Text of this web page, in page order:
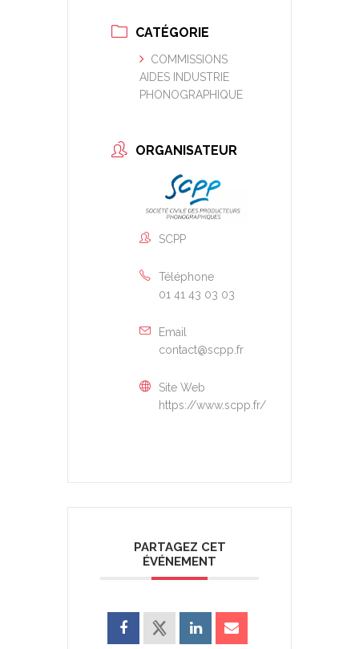
CATÉGORIE
COMMISSIONS
AIDES INDUSTRIE
PHONOGRAPHIQUE
ORGANISATEUR
SCPP
Téléphone
01 41 43 03 03
Email
contact@scpp.fr
Site Web
https://www.scpp.fr/
PARTAGEZ CET
ÉVÉNEMENT